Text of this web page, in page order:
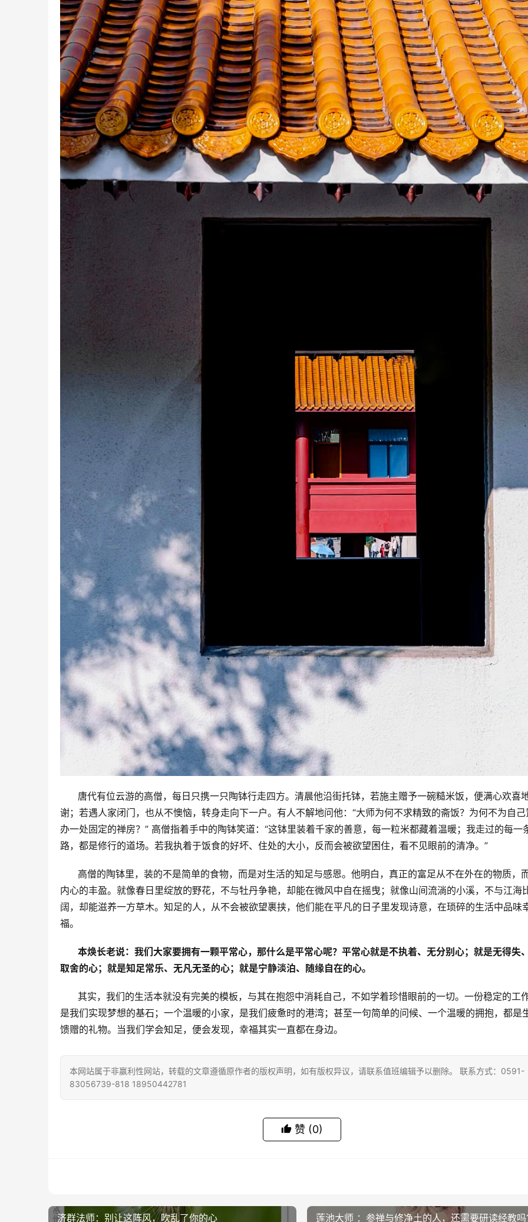
唐代有位云游的高僧，每日只携一只陶钵行走四方。清晨他沿街托钵，若施主赠予一碗糙米饭，便满心欢喜
谢；若遇人家闭门，也从不懊恼，转身走向下一户。有人不解地问他：“大师为何不求精致的斋饭？为何不为自己
办一处固定的禅房？” 高僧指着手中的陶钵笑道：“这钵里装着千家的善意，每一粒米都藏着温暖；我走过的每一
路，都是修行的道场。若我执着于饭食的好坏、住处的大小，反而会被欲望困住，看不见眼前的清净。”
高僧的陶钵里，装的不是简单的食物，而是对生活的知足与感恩。他明白，真正的富足从不在外在的物质，
内心的丰盈。就像春日里绽放的野花，不与牡丹争艳，却能在微风中自在摇曳；就像山间流淌的小溪，不与江海
阔，却能滋养一方草木。知足的人，从不会被欲望裹挟，他们能在平凡的日子里发现诗意，在琐碎的生活中品味
福。
本焕长老说：我们大家要拥有一颗平常心，那什么是平常心呢？平常心就是不执着、无分别心；就是无得失
取舍的心；就是知足常乐、无凡无圣的心；就是宁静淡泊、随缘自在的心。
其实，我们的生活本就没有完美的模板，与其在抱怨中消耗自己，不如学着珍惜眼前的一切。一份稳定的工
是我们实现梦想的基石；一个温暖的小家，是我们疲惫时的港湾；甚至一句简单的问候、一个温暖的拥抱，都是
馈赠的礼物。当我们学会知足，便会发现，幸福其实一直都在身边。
本网站属于非赢利性网站，转载的文章遵循原作者的版权声明，如有版权异议，请联系值班编辑予以删除。 联系方式：0591-
83056739-818 18950442781
赞 (0)
济群法师：别让这阵风，吹乱了你的心 莲池大师 ：参禅与修净土的人，还需要研读经教吗